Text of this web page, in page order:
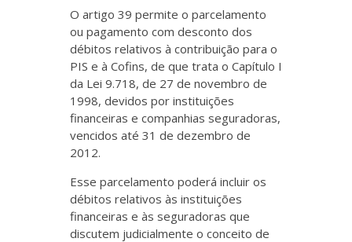
O artigo 39 permite o parcelamento
ou pagamento com desconto dos
débitos relativos à contribuição para o
PIS e à Cofins, de que trata o Capítulo I
da Lei 9.718, de 27 de novembro de
1998, devidos por instituições
financeiras e companhias seguradoras,
vencidos até 31 de dezembro de
2012.
Esse parcelamento poderá incluir os
débitos relativos às instituições
financeiras e às seguradoras que
discutem judicialmente o conceito de